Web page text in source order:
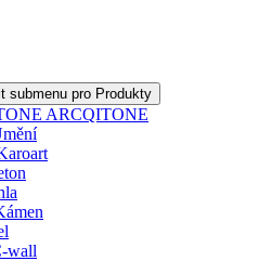
submenu pro Produkty
ARCQITONE
wall